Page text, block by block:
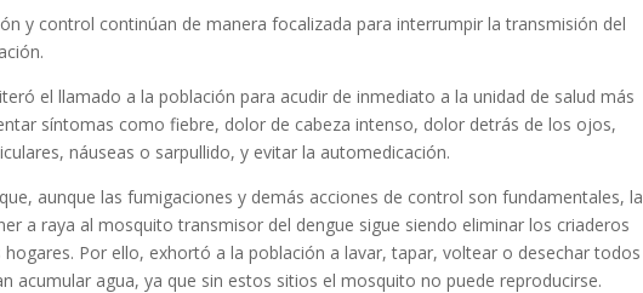
y control continúan de manera focalizada para interrumpir la transmisión del
el llamado a la población para acudir de inmediato a la unidad de salud más
síntomas como fiebre, dolor de cabeza intenso, dolor detrás de los ojos,
náuseas o sarpullido, y evitar la automedicación.
aunque las fumigaciones y demás acciones de control son fundamentales, la
a raya al mosquito transmisor del dengue sigue siendo eliminar los criaderos
Por ello, exhortó a la población a lavar, tapar, voltear o desechar todos
acumular agua, ya que sin estos sitios el mosquito no puede reproducirse.